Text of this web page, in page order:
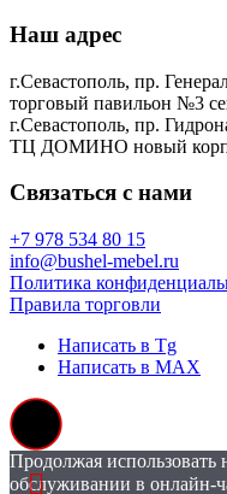
Наш адрес
г.Севастополь, пр.
торговый павильон №3
г.Севастополь, пр.
ТЦ ДОМИНО новый
Связаться с нами
+7 978 534 80 15
info@bushel-mebel.ru
Политика
Правила торговли
Написать в Tg
Написать в MAX
Продолжая использовать
обслуживании в онлайн-